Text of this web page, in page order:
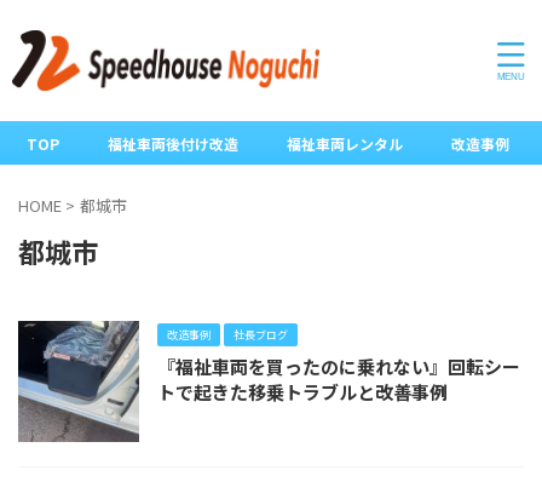
TOP 福祉車両後付け改造 福祉車両レンタル 改造事例
HOME > 都城市
都城市
改造事例 社長ブログ
『福祉車両を買ったのに乗れない』回転シー
トで起きた移乗トラブルと改善事例